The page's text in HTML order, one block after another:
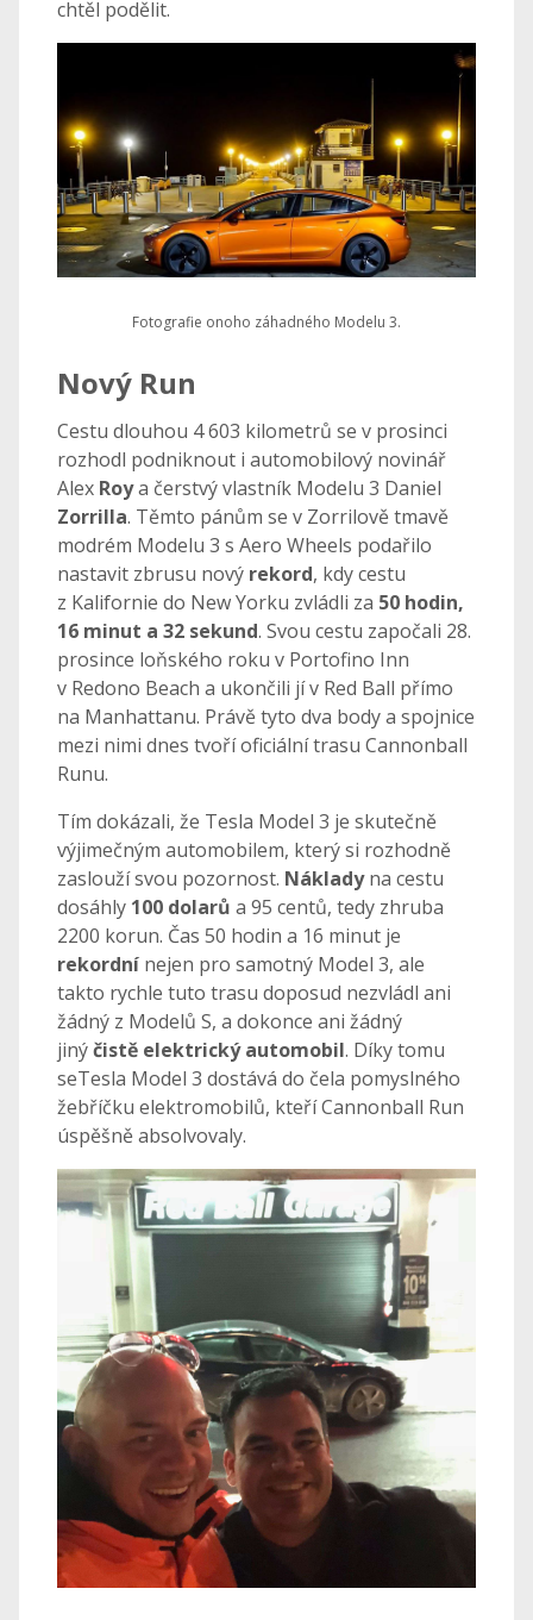
chtěl podělit.
Fotografie onoho záhadného Modelu 3.
Nový Run
Cestu dlouhou 4 603 kilometrů se v prosinci
rozhodl podniknout i automobilový novinář
Alex Roya čerstvý vlastník Modelu 3 Daniel
Zorrilla. Těmto pánům se v Zorrilově tmavě
modrém Modelu 3 s Aero Wheels podařilo
nastavit zbrusu nový rekord, kdy cestu
z Kalifornie do New Yorku zvládli za 50 hodin,
16 minut a 32 sekund. Svou cestu započali 28.
prosince loňského roku v Portofino Inn
v Redono Beach a ukončili jí v Red Ball přímo
na Manhattanu. Právě tyto dva body a spojnice
mezi nimi dnes tvoří oficiální trasu Cannonball
Runu.
Tím dokázali, že Tesla Model 3 je skutečně
výjimečným automobilem, který si rozhodně
zaslouží svou pozornost. Nákladyna cestu
dosáhly 100 dolarů a 95 centů, tedy zhruba
2200 korun. Čas 50 hodin a 16 minut je
rekordní nejen pro samotný Model 3, ale
takto rychle tuto trasu doposud nezvládl ani
žádný z Modelů S, a dokonce ani žádný
jinýčistě elektrický automobil. Díky tomu
seTesla Model 3 dostává do čela pomyslného
žebříčku elektromobilů, kteří Cannonball Run
úspěšně absolvovaly.